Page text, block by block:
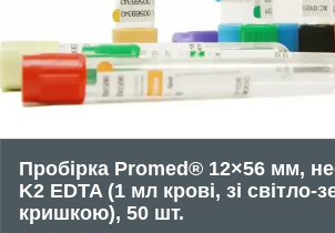
Пробірка Promed® 12×56 мм,
K2 EDTA (1 мл крові, зі світло-
кришкою), 50 шт.